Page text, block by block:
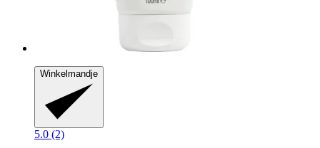
Winkelmandje
5.0 (2)